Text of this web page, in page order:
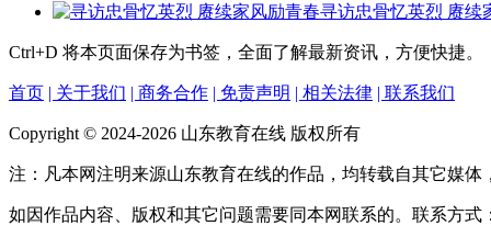
寻访忠骨忆英烈 赓续
Ctrl+D 将本页面保存为书签，全面了解最新资讯，方便快捷。
首页 | 关于我们 | 商务合作 | 免责声明 | 相关法律 | 联系我们
Copyright © 2024-2026 山东教育在线 版权所有
注：凡本网注明来源山东教育在线的作品，均转载自其它媒体
如因作品内容、版权和其它问题需要同本网联系的。联系方式：